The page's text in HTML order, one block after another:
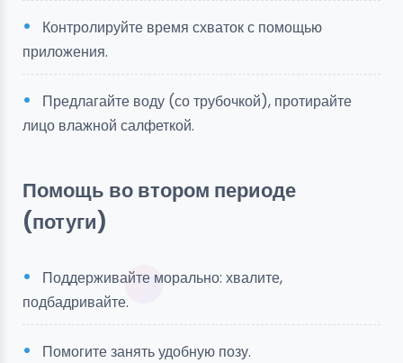
Контролируйте время схваток с помощью
приложения.
Предлагайте воду (со трубочкой), протирайте
лицо влажной салфеткой.
Помощь во втором периоде
(потуги)
Поддерживайте морально: хвалите,
подбадривайте.
Помогите занять удобную позу.